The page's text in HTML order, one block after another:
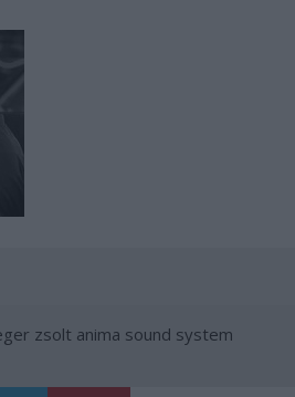
zsolt anima sound system